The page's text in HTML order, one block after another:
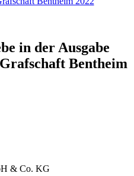
in der Ausgabe
Bentheim